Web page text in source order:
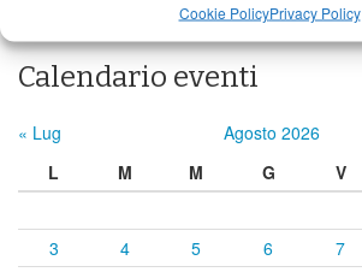
Cookie PolicyPrivacy Policy
Calendario eventi
« Lug Agosto 2026
L
M M G V
3
4 5 6 7